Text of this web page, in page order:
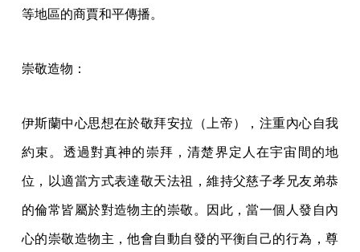
等地區的商賈和平傳播。
崇敬造物：
伊斯蘭中心思想在於敬拜安拉（上帝），注重內心自我
約束。透過對真神的崇拜，清楚界定人在宇宙間的地
位，以適當方式表達敬天法祖，維持父慈子孝兄友弟恭
的倫常皆屬於對造物主的崇敬。因此，當一個人發自內
心的崇敬造物主，他會自動自發的平衡自己的行為，尊